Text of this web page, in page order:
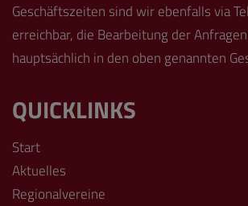
Geschäftszeiten sind wir ebenfalls via
erreichbar, die Bearbeitung der
hauptsächlich in den oben genannten
QUICKLINKS
Start
Aktuelles
Regionalvereine